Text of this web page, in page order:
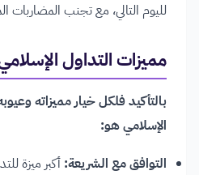
لليوم التالي، مع تجنب المضاربات
مميزات التداول
بالتأكيد فلكل خيار مميزاته
الإسلامي هو:
التوافق مع الشريعة: أكبر ميزة